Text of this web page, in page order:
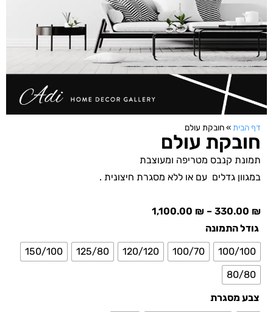
דף הבית »חובקת עולם
חובקת עולם
תמונת קנבס מטריפה ומעוצבת
במגוון גדלים עם או ללא מסגרת חיצונית .
330.00 ₪
–
1,100.00 ₪
גודל התמונה
100/100
100/70
120/120
125/80
150/100
80/80
צבע מסגרת